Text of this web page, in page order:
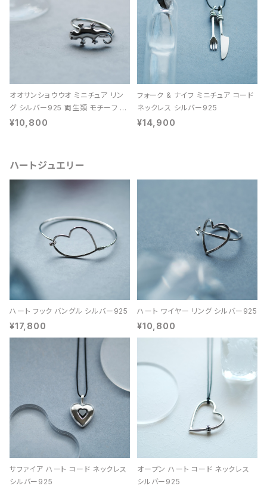
オオサンショウウオ ミニチュア リン
グ シルバー925 両生類 モチーフ レ
ディース ユニセックス
¥10,800
フォーク & ナイフ ミニチュア コード
ネックレス シルバー925
¥14,900
ハートジュエリー
ハート フック バングル シルバー925
¥17,800
ハート ワイヤー リング シルバー925
¥10,800
サファイア ハート コード ネックレス
シルバー925
オープン ハート コード ネックレス
シルバー925